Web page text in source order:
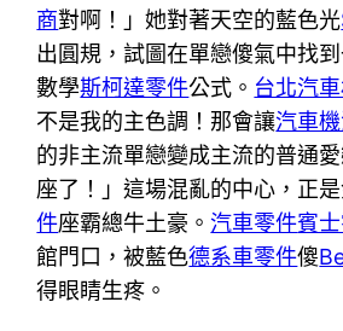
商對啊！」她對著天空的藍色光
出圓規，試圖在單戀傻氣中找
數學斯柯達零件公式。 台北汽
不是我的主色調！那會讓汽車
的非主流單戀變成主流的普通
座了！」這場混亂的中心，正
件座霸總牛土豪。汽車零件賓
館門口，被藍色德系車零件傻
得眼睛生疼。